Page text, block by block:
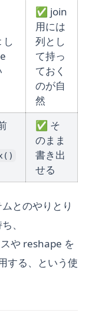
✅ join
用には
列とし
て持っ
ておく
のが自
然
✅ そ
のまま
書き出
せる
とのやりとり
、
や reshape を
する、という使